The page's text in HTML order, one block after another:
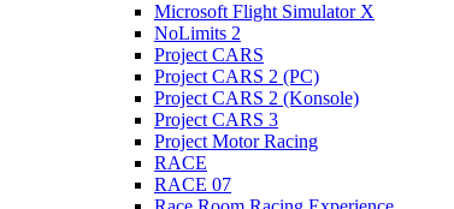
Microsoft Flight Simulator X
NoLimits 2
Project CARS
Project CARS 2 (PC)
Project CARS 2 (Konsole)
Project CARS 3
Project Motor Racing
RACE
RACE 07